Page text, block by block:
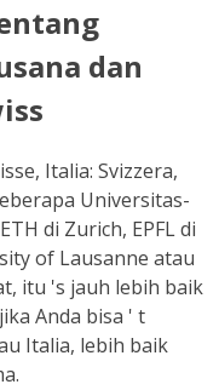
dan
Italia: Svizzera,
Universitas-
di Zurich, EPFL di
of Lausanne atau
itu 's jauh lebih baik
Anda bisa ' t
Italia, lebih baik